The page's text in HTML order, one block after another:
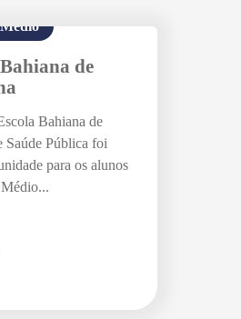
de
Bahiana de
Saúde Pública foi
para os alunos